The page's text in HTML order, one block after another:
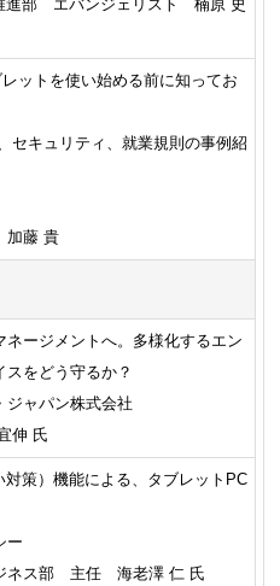
進部 エバンジェリスト 楠原 史
ットを使い始める前に知ってお
セキュリティ、就業規則の事例紹
加藤 貴
ネージメントへ。多様化するエン
スをどう守るか？
ジャパン株式会社
伸 氏
対策）機能による、タブレットPC
ー
ネス部 主任 海老澤 仁 氏